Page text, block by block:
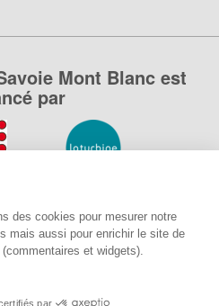
des cookies pour mesurer notre
mais aussi pour enrichir le site de
et widgets).
par
Mont Blanc est
par